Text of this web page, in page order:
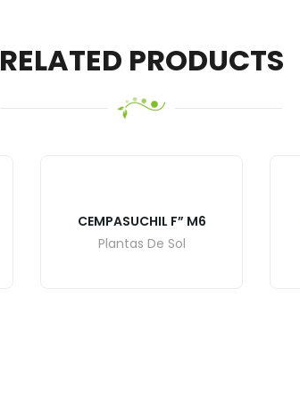
RELATED PRODUCTS
CEMPASUCHIL F” M6
Plantas De Sol